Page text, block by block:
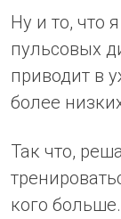
Ну и то, что
пульсовых
приводит в
более
Так что,
кого